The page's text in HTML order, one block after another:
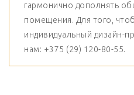
гармонично дополнять
помещения. Для того,
индивидуальный дизайн-
нам: +375 (29) 120-80-55.